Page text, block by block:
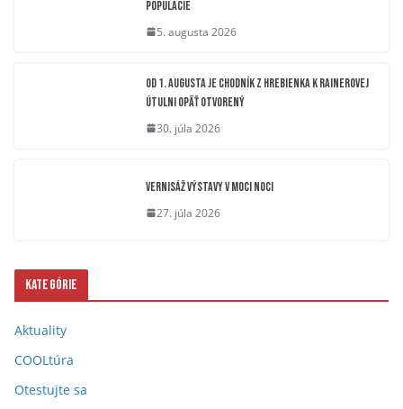
populácie
5. augusta 2026
OD 1. AUGUSTA JE CHODNÍK Z HREBIENKA K RAINEROVEJ
ÚTULNI OPÄŤ OTVORENÝ
30. júla 2026
Vernisáž výstavy V moci noci
27. júla 2026
Kategórie
Aktuality
COOLtúra
Otestujte sa